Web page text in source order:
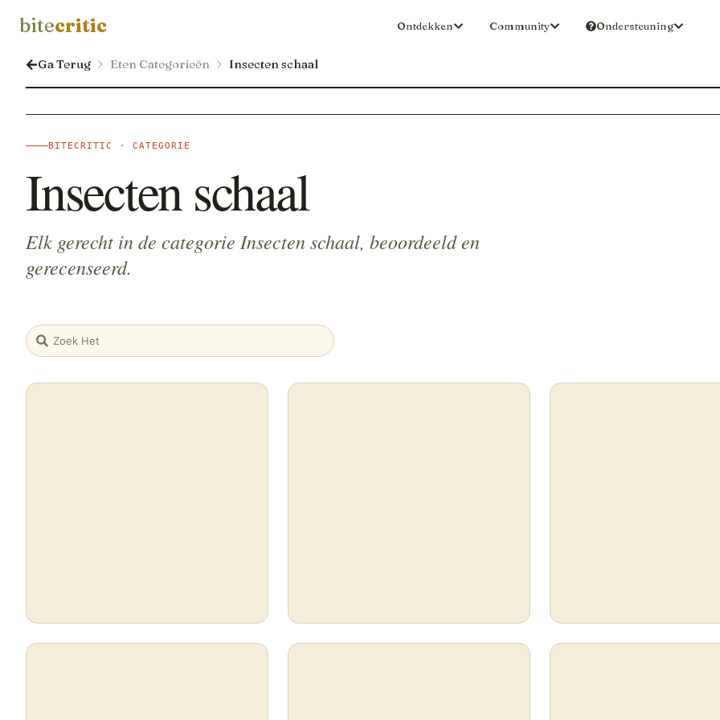
bitecritic Ontdekken Community Ondersteuning
Ga Terug Eten Categorieën Insecten schaal
BITECRITIC · CATEGORIE
Insecten schaal
Elk gerecht in de categorie Insecten schaal, beoordeeld en
gerecenseerd.